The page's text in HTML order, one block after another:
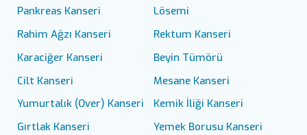
Pankreas Kanseri
Lösemi
Rahim Ağzı Kanseri
Rektum Kanseri
Karaciğer Kanseri
Beyin Tümörü
Cilt Kanseri
Mesane Kanseri
Yumurtalık (Over) Kanseri
Kemik İliği Kanseri
Gırtlak Kanseri
Yemek Borusu Kanseri